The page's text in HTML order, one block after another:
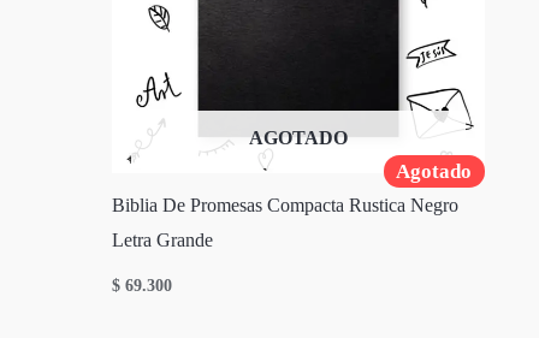
Agotado
AGOTADO
Biblia De Promesas Compacta Rustica Negro
Letra Grande
$ 69.300